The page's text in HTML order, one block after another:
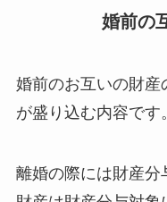
婚前の
婚前のお互いの財
が盛り込む内容です。
離婚の際には財産分